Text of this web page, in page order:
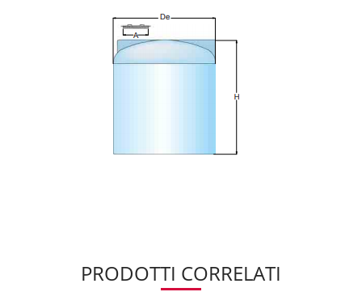
PRODOTTI CORRELATI